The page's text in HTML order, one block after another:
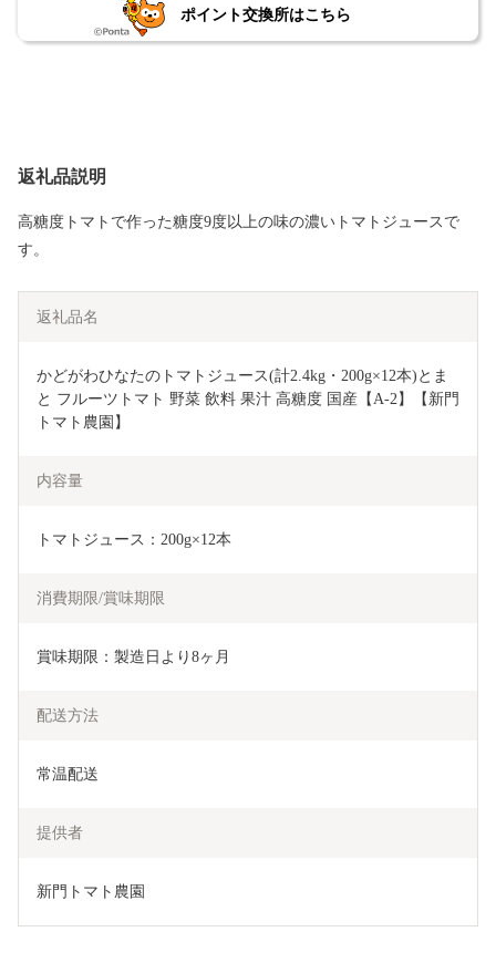
ポイント交換所はこちら
返礼品説明
高糖度トマトで作った糖度9度以上の味の濃いトマトジュースで
す。
返礼品名
かどがわひなたのトマトジュース(計2.4kg・200g×12本)とま
と フルーツトマト 野菜 飲料 果汁 高糖度 国産【A-2】【新門
トマト農園】
内容量
トマトジュース：200g×12本
消費期限/賞味期限
賞味期限：製造日より8ヶ月
配送方法
常温配送
提供者
新門トマト農園